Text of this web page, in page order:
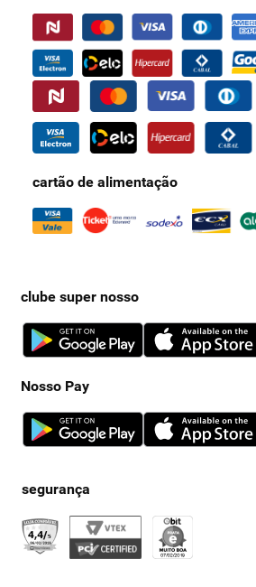
cartão de alimentação
clube super nosso
Nosso Pay